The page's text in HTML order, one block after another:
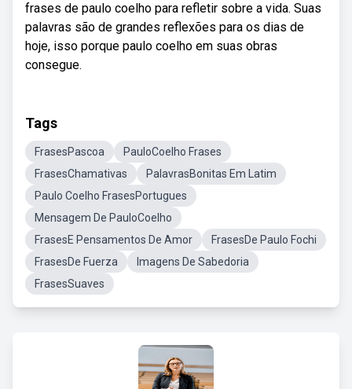
frases de paulo coelho para refletir sobre a vida. Suas
palavras são de grandes reflexões para os dias de
hoje, isso porque paulo coelho em suas obras
consegue.
Tags
FrasesPascoa
PauloCoelho Frases
FrasesChamativas
PalavrasBonitas Em Latim
Paulo Coelho FrasesPortugues
Mensagem De PauloCoelho
FrasesE Pensamentos De Amor
FrasesDe Paulo Fochi
FrasesDe Fuerza
Imagens De Sabedoria
FrasesSuaves